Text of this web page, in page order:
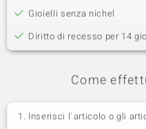
Gioielli senza nichel
Diritto di recesso per 14
Come
Inserisci l´articolo o gli